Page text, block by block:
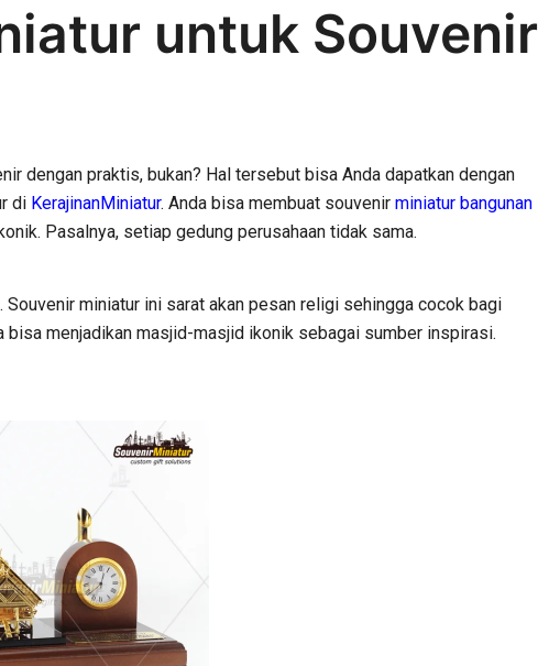
untuk Souvenir
dengan praktis, bukan? Hal tersebut bisa Anda dapatkan dengan
di KerajinanMiniatur. Anda bisa membuat souvenir miniatur bangunan
Pasalnya, setiap gedung perusahaan tidak sama.
. Souvenir miniatur ini sarat akan pesan religi sehingga cocok bagi
bisa menjadikan masjid-masjid ikonik sebagai sumber inspirasi.